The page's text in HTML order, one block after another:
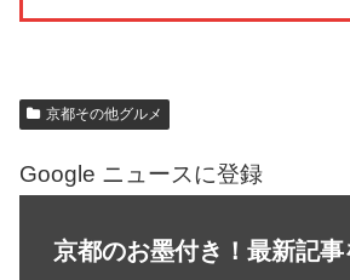
京都その他グルメ
Google ニュースに登録
京都のお墨付き！最新記